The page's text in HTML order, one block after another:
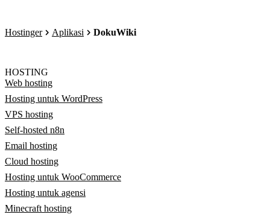
Hostinger Aplikasi DokuWiki
HOSTING
Web hosting
Hosting untuk WordPress
VPS hosting
Self-hosted n8n
Email hosting
Cloud hosting
Hosting untuk WooCommerce
Hosting untuk agensi
Minecraft hosting